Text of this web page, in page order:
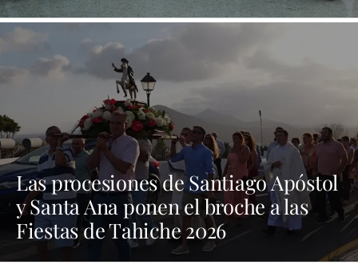
Las procesiones de Santiago Apóstol
y Santa Ana ponen el broche a las
Fiestas de Tahiche 2026